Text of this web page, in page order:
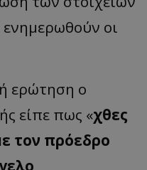
ενημερωθούν οι
ερώτηση ο
είπε πως «χθες
τον πρόεδρο